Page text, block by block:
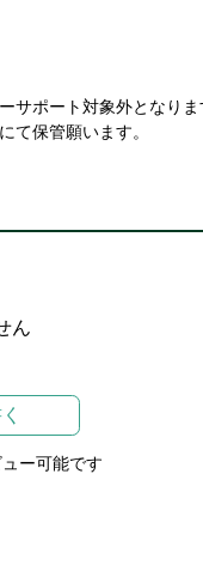
サポート対象外となりま
保管願います。
ん
ー可能です